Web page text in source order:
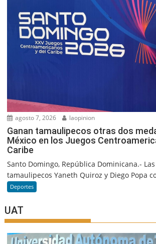
agosto 7, 2026 laopinion
Ganan tamaulipecos otras dos
México en los Juegos
Caribe
Santo Domingo, República Dominicana.-
tamaulipecos Yaneth Quiroz y Diego Popa
Deportes
UAT